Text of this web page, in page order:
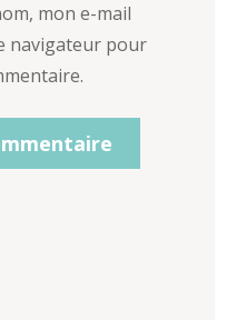
mon e-mail
navigateur pour